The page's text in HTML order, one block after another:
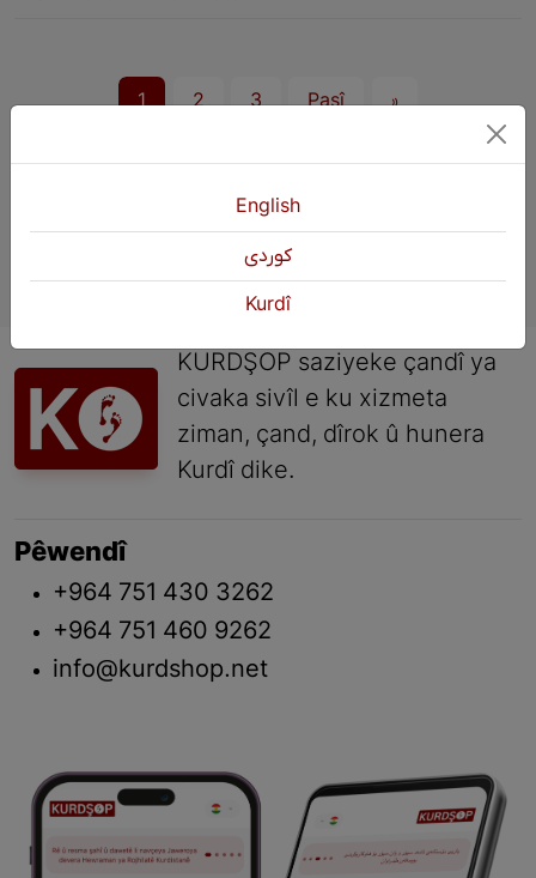
1 2 3 Paşî »
KURDŞOP saziyeke çandî ya
civaka sivîl e ku xizmeta
ziman, çand, dîrok û hunera
Kurdî dike.
Pêwendî
+964 751 430 3262
+964 751 460 9262
info@kurdshop.net
English
كوردی
Kurdî